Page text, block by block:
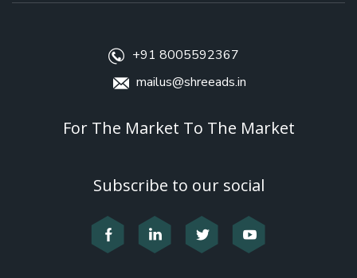
+91 8005592367
mailus@shreeads.in
For The Market To The Market
Subscribe to our social